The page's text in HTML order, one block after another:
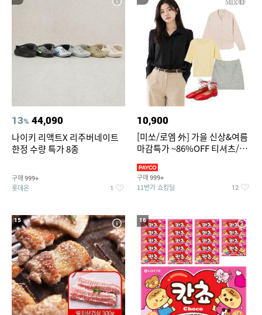
13% 44,090
나이키 리액트X 리주버네이트
한정 수량 특가 8종
구매 999+
롯데온 1
10,900
[미쏘/로엠 外] 가을 신상&여름
마감특가 ~86%OFF 티셔츠/슬
구매 999+
11번가 쇼킹딜 12
15 16